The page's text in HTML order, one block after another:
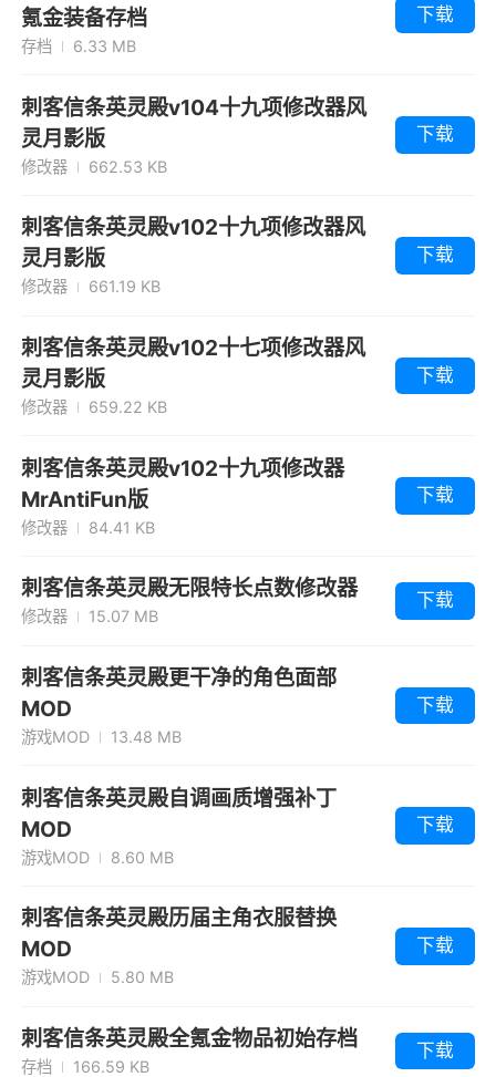
氪金装备存档
存档 6.33 MB
下载
刺客信条英灵殿v104十九项修改器风
灵月影版
修改器 662.53 KB
下载
刺客信条英灵殿v102十九项修改器风
灵月影版
修改器 661.19 KB
下载
刺客信条英灵殿v102十七项修改器风
灵月影版
修改器 659.22 KB
下载
刺客信条英灵殿v102十九项修改器
MrAntiFun版
修改器 84.41 KB
下载
刺客信条英灵殿无限特长点数修改器
修改器 15.07 MB
下载
刺客信条英灵殿更干净的角色面部
MOD
游戏MOD 13.48 MB
下载
刺客信条英灵殿自调画质增强补丁
MOD
游戏MOD 8.60 MB
下载
刺客信条英灵殿历届主角衣服替换
MOD
游戏MOD 5.80 MB
下载
刺客信条英灵殿全氪金物品初始存档
存档 166.59 KB
下载